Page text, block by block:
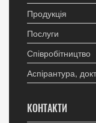
Продукція
Послуги
Співробітництво
Аспірантура,
КОНТАКТИ